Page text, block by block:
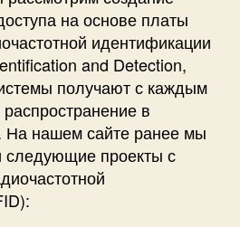
м
а
к
о
н
т
р
о
л
на основе платы
идентификации
and Detection,
получают с каждым
в
На нашем сайте ранее мы
следующие проекты с